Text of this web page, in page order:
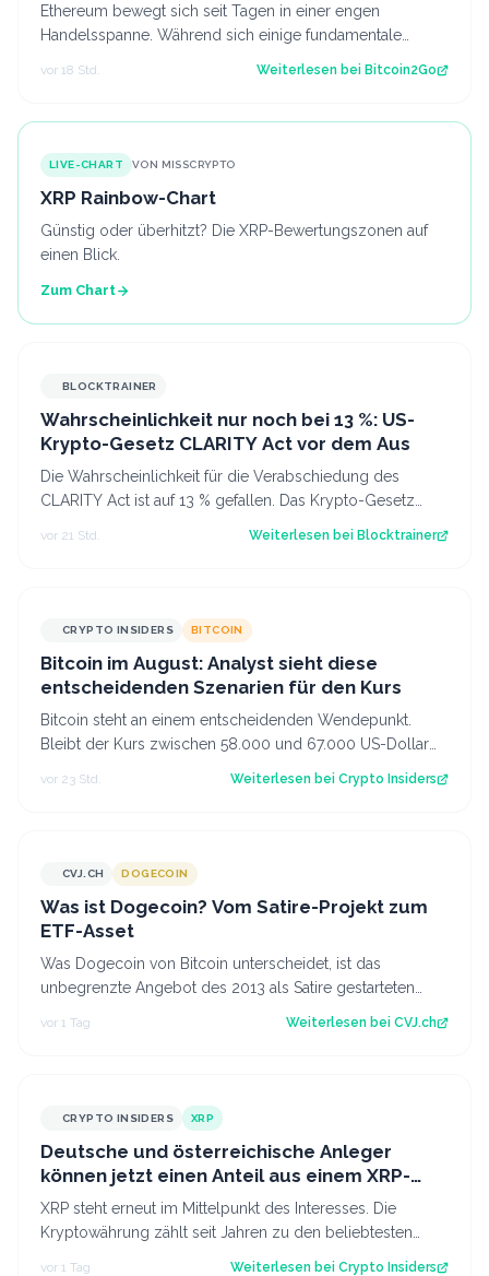
Ethereum bewegt sich seit Tagen in einer engen
Handelsspanne. Während sich einige fundamentale
vor 18 Std. Weiterlesen bei Bitcoin2Go
LIVE-CHART VON MISSCRYPTO
XRP Rainbow-Chart
Günstig oder überhitzt? Die XRP-Bewertungszonen auf
einen Blick.
Zum Chart
BLOCKTRAINER
Wahrscheinlichkeit nur noch bei 13 %: US-
Krypto-Gesetz CLARITY Act vor dem Aus
Die Wahrscheinlichkeit für die Verabschiedung des
CLARITY Act ist auf 13 % gefallen. Das Krypto-Gesetz
vor 21 Std. Weiterlesen bei Blocktrainer
CRYPTO INSIDERS BITCOIN
Bitcoin im August: Analyst sieht diese
entscheidenden Szenarien für den Kurs
Bitcoin steht an einem entscheidenden Wendepunkt.
Bleibt der Kurs zwischen 58.000 und 67.000 US-Dollar
vor 23 Std. Weiterlesen bei Crypto Insiders
CVJ.CHCVJ.CH DOGECOIN
Was ist Dogecoin? Vom Satire-Projekt zum
ETF-Asset
Was Dogecoin von Bitcoin unterscheidet, ist das
unbegrenzte Angebot des 2013 als Satire gestarteten
Coins mit eigenem US-Spot-ETF. Der Artik…
vor 1 Tag Weiterlesen bei CVJ.ch
CRYPTO INSIDERS XRP
Deutsche und österreichische Anleger
können jetzt einen Anteil aus einem XRP-
Topf im Wert von 190.000 € sichern
XRP steht erneut im Mittelpunkt des Interesses. Die
Kryptowährung zählt seit Jahren zu den beliebtesten
vor 1 Tag Weiterlesen bei Crypto Insiders